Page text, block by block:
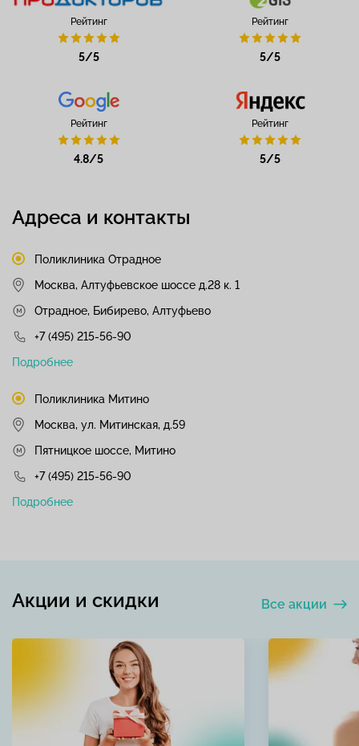
Рейтинг
5/5
Рейтинг
5/5
Рейтинг
4.8/5
Рейтинг
5/5
Адреса и контакты
Поликлиника Отрадное
Москва, Алтуфьевское шоссе д.28 к. 1
Отрадное, Бибирево, Алтуфьево
+7 (495) 215-56-90
Подробнее
Поликлиника Митино
Москва, ул. Митинская, д.59
Пятницкое шоссе, Митино
+7 (495) 215-56-90
Подробнее
Все акции
Акции и скидки